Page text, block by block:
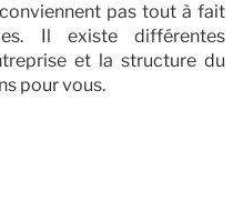
pas tout à fait
Il existe différentes
et la structure du
pour vous.